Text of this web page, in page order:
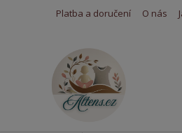
Platba a doručení O nás